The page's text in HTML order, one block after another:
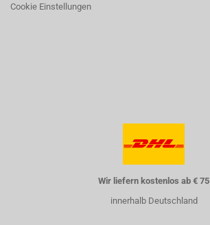
Cookie Einstellungen
Wir liefern kostenlos ab € 75
innerhalb Deutschland